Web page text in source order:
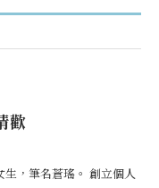
歡
，筆名蒼瑤。 創立個人